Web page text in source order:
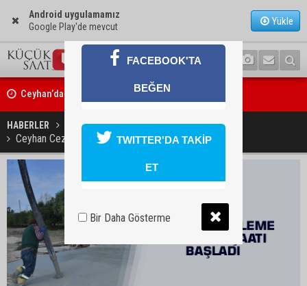
Android uygulamamız
Google Play'de mevcut
Yükle
Ceyhan’da asfalt çalışmaları sürüyor
Ceyhan’da açık hava sineması keyfi iki farklı parkta devam ediyor
HABERLER YAŞAM
Ceyhan Cezaevi Bekleme Salonu inşaatı başladı
FACEBOOK'TA
BEĞEN
TWITTER'DA TAKİP
ET
Bir Daha Gösterme